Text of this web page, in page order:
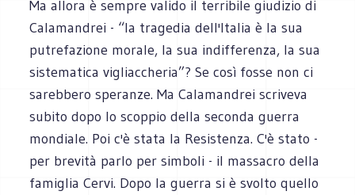
Ma allora è sempre valido il terribile giudizio di
Calamandrei - “la tragedia dell'Italia è la sua
putrefazione morale, la sua indifferenza, la sua
sistematica vigliaccheria”? Se così fosse non ci
sarebbero speranze. Ma Calamandrei scriveva
subito dopo lo scoppio della seconda guerra
mondiale. Poi c'è stata la Resistenza. C'è stato -
per brevità parlo per simboli - il massacro della
famiglia Cervi. Dopo la guerra si è svolto quello